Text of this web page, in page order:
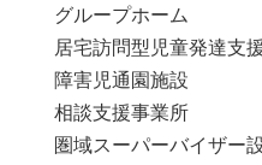
グループホーム
居宅訪問型児童発達支
障害児通園施設
相談支援事業所
圏域スーパーバイザー